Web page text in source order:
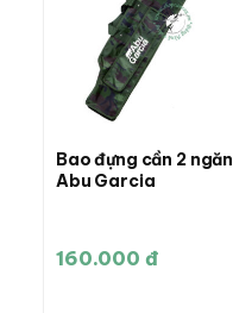
Bao đựng cần 2 ngăn
Abu Garcia
160.000 đ